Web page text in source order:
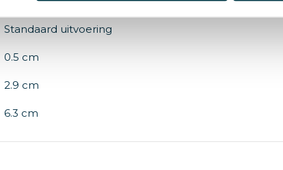
Standaard uitvoering
0.5 cm
2.9 cm
6.3 cm